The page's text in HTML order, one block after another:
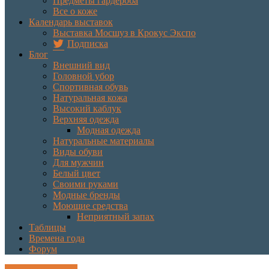
Все о коже
Календарь выставок
Выставка Мосшуз в Крокус Экспо
Подписка
Блог
Внешний вид
Головной убор
Спортивная обувь
Натуральная кожа
Высокий каблук
Верхняя одежда
Модная одежда
Натуральные материалы
Виды обуви
Для мужчин
Белый цвет
Своими руками
Модные бренды
Моющие средства
Неприятный запах
Таблицы
Времена года
Форум